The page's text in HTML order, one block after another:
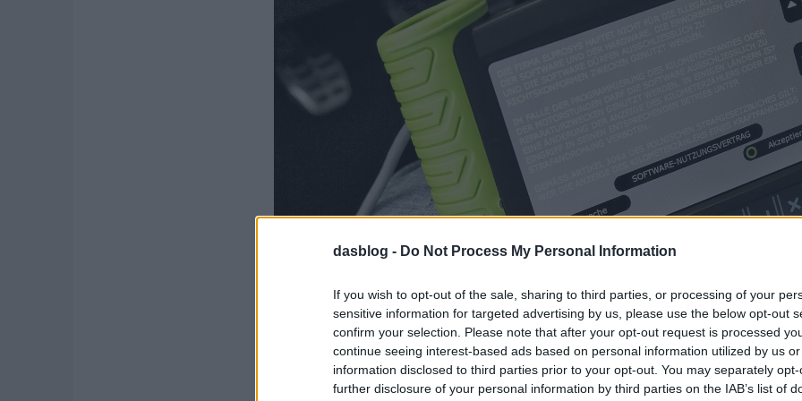
dasblog - Do Not Process My Personal Information
If you wish to opt-out of the sale, sharing to third parties, or processing of your
sensitive information for targeted advertising by us, please use the below opt-out
confirm your selection. Please note that after your opt-out request is processed
continue seeing interest-based ads based on personal information utilized by us
information disclosed to third parties prior to your opt-out. You may separately
further disclosure of your personal information by third parties on the IAB’s list of
Németországban (is) könnyű hozzáférni azokhoz a pár száz euróba kerülő berendezésekhez,
csökkenthető egy-egy autó futásteljesítménye, sőt az autóklub rámutat, hogy amint új